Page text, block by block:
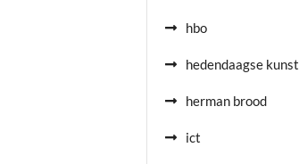
hbo
hedendaagse kunst
herman brood
ict